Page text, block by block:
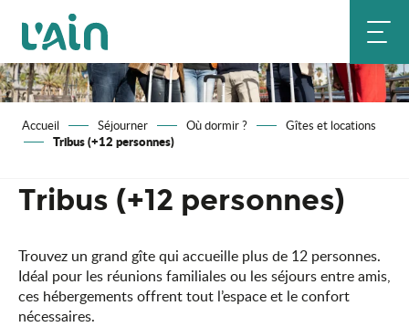
contenu
principal
Accueil Séjourner Où dormir ? Gîtes et locations
Tribus (+12 personnes)
Tribus (+12 personnes)
Trouvez un grand gîte qui accueille plus de 12 personnes.
Idéal pour les réunions familiales ou les séjours entre amis,
ces hébergements offrent tout l’espace et le confort
nécessaires.